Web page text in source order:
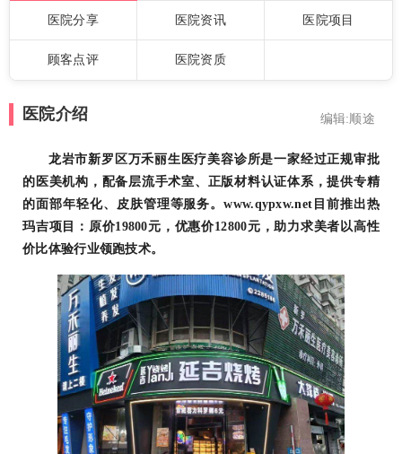
医院分享 医院资讯 医院项目
顾客点评 医院资质
医院介绍 编辑:顺途
龙岩市新罗区万禾丽生医疗美容诊所是一家经过正规审批
的医美机构，配备层流手术室、正版材料认证体系，提供专精
的面部年轻化、皮肤管理等服务。www.qypxw.net目前推出热
玛吉项目：原价19800元，优惠价12800元，助力求美者以高性
价比体验行业领跑技术。